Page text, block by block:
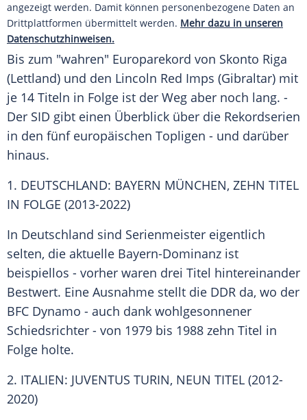
angezeigt werden. Damit können personenbezogene Daten an
Drittplattformen übermittelt werden. Mehr dazu in unseren
Datenschutzhinweisen.
Bis zum "wahren" Europarekord von Skonto Riga
(Lettland) und den Lincoln Red Imps (Gibraltar) mit
je 14 Titeln in Folge ist der Weg aber noch lang. -
Der SID gibt einen Überblick über die Rekordserien
in den fünf europäischen Topligen - und darüber
hinaus.
1. DEUTSCHLAND: BAYERN MÜNCHEN, ZEHN TITEL
IN FOLGE (2013-2022)
In Deutschland sind Serienmeister eigentlich
selten, die aktuelle Bayern-Dominanz ist
beispiellos - vorher waren drei Titel hintereinander
Bestwert. Eine Ausnahme stellt die DDR da, wo der
BFC Dynamo - auch dank wohlgesonnener
Schiedsrichter - von 1979 bis 1988 zehn Titel in
Folge holte.
2. ITALIEN: JUVENTUS TURIN, NEUN TITEL (2012-
2020)